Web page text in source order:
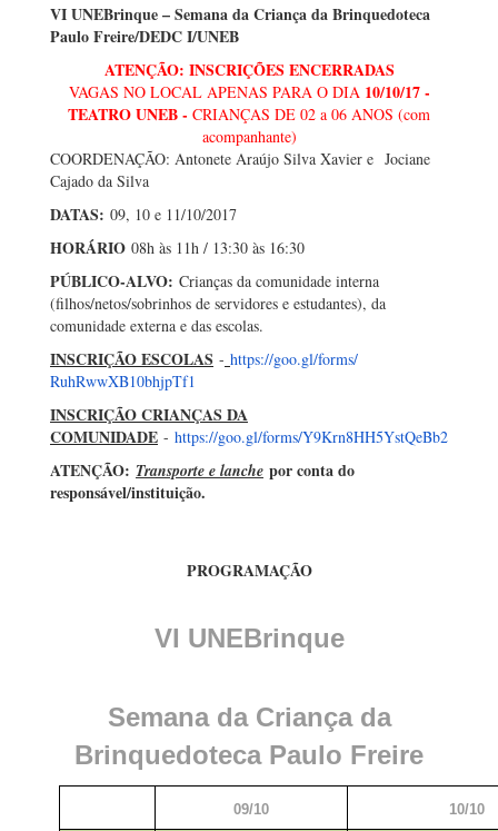
VI UNEBrinque – Semana da Criança da Brinquedoteca
Paulo Freire/DEDC I/UNEB
ATENÇÃO: INSCRIÇÕES ENCERRADAS
VAGAS NO LOCAL APENAS PARA O DIA10/10/17 -
TEATRO UNEB - CRIANÇAS DE 02 a 06 ANOS (com
acompanhante)
COORDENAÇÃO: Antonete Araújo Silva Xavier e Jociane
Cajado da Silva
DATAS: 09, 10 e 11/10/2017
HORÁRIO 08h às 11h / 13:30 às 16:30
PÚBLICO-ALVO: Crianças da comunidade interna
(filhos/netos/sobrinhos de servidores e estudantes), da
comunidade externa e das escolas.
INSCRIÇÃO ESCOLAS - https://goo.gl/forms/
RuhRwwXB10bhjpTf1
INSCRIÇÃO CRIANÇAS DA
COMUNIDADE - https://goo.gl/forms/Y9Krn8HH5YstQeBb2
ATENÇÃO: Transporte e lanche por conta do
responsável/instituição.
PROGRAMAÇÃO
VI UNEBrinque
Semana da Criança da
Brinquedoteca Paulo Freire
09/10 10/10